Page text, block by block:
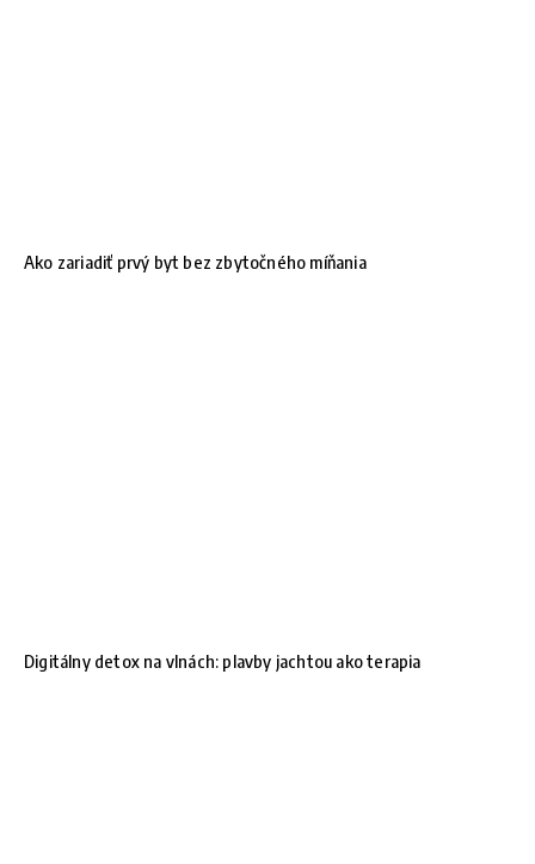
Ako zariadiť prvý byt bez zbytočného míňania
Digitálny detox na vlnách: plavby jachtou ako terapia